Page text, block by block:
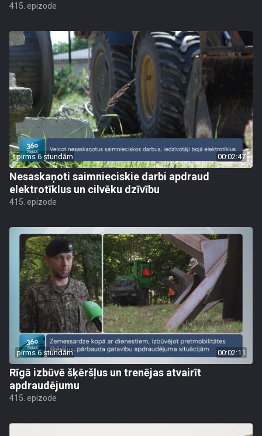
415. epizode
pirms 6 stundām 00:02:47
Nesaskaņoti saimnieciskie darbi apdraud
elektrotīklus un cilvēku dzīvību
415. epizode
pirms 6 stundām 00:02:11
Rīgā izbūvē šķēršļus un trenējas atvairīt
apdraudējumu
415. epizode